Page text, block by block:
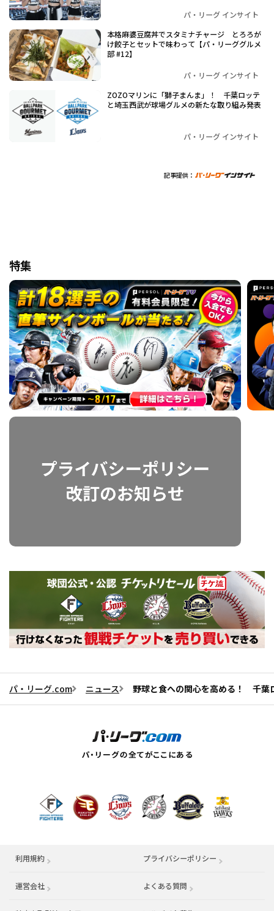
パ・リーグ インサイト
本格麻婆豆腐丼でスタミナチャージ とろろが
け餃子とセットで味わって【パ・リーググルメ
部 #12】
パ・リーグ インサイト
ZOZOマリンに「獅子まんま」！ 千葉ロッテ
と埼玉西武が球場グルメの新たな取り組み発表
パ・リーグ インサイト
記事提供：
特集
パ・リーグ.com ニュース 野球と食への関心を高める！ 千葉
利用規約 プライバシーポリシー
運営会社 （別ウィンドウで開く） よくある質問